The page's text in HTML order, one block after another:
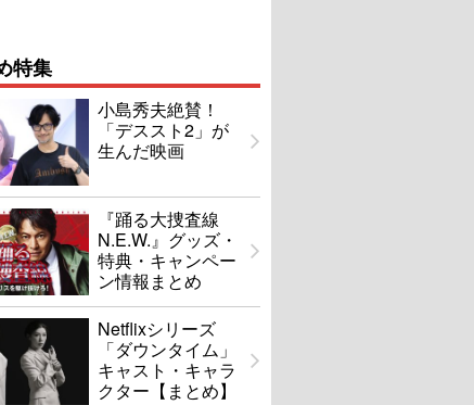
特集
小島秀夫絶賛！
「デススト2」が
生んだ映画
『踊る大捜査線
N.E.W.』グッズ・
特典・キャンペー
ン情報まとめ
Netflixシリーズ
「ダウンタイム」
キャスト・キャラ
クター【まとめ】